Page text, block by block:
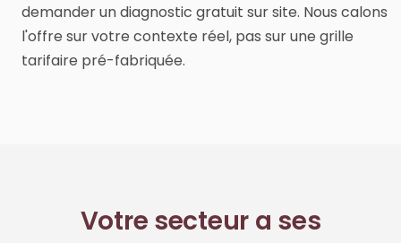
demander un diagnostic gratuit sur site. Nous calons
l'offre sur votre contexte réel, pas sur une grille
tarifaire pré-fabriquée.
Votre secteur a ses